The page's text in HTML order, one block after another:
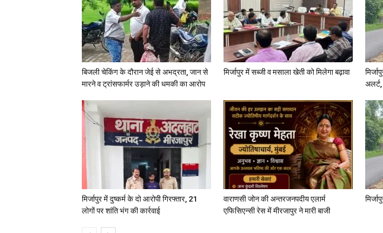
बिजली चेकिंग के दौरान जेई से अभद्रता, जान से
मारने व ट्रांसफार्मर उड़ाने की धमकी का आरोप
मिर्जापुर में सब्जी व मसाला खेती को मिलेगा बढ़ावा
मिर्जापुर में दुष्कर्म के दो आरोपी गिरफ्तार, 21
लोगों पर शांति भंग की कार्रवाई
वाराणसी जोन की अन्तरजनपदीय एलार्म
एफिसिएन्सी रेस में मीरजापुर ने मारी बाजी